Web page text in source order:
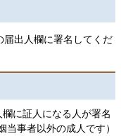
届出人欄に署名してくだ
に証人になる人が署名
当事者以外の成人です）